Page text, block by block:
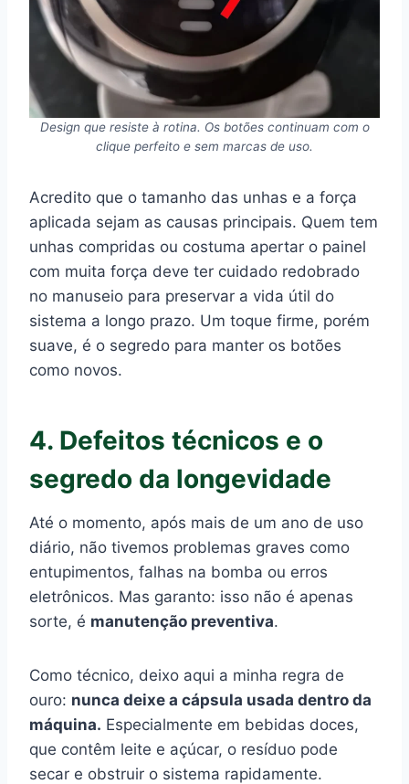
Design que resiste à rotina. Os botões continuam com o
clique perfeito e sem marcas de uso.
Acredito que o tamanho das unhas e a força
aplicada sejam as causas principais. Quem tem
unhas compridas ou costuma apertar o painel
com muita força deve ter cuidado redobrado
no manuseio para preservar a vida útil do
sistema a longo prazo. Um toque firme, porém
suave, é o segredo para manter os botões
como novos.
4. Defeitos técnicos e o
segredo da longevidade
Até o momento, após mais de um ano de uso
diário, não tivemos problemas graves como
entupimentos, falhas na bomba ou erros
eletrônicos. Mas garanto: isso não é apenas
sorte, é manutenção preventiva.
Como técnico, deixo aqui a minha regra de
ouro: nunca deixe a cápsula usada dentro da
máquina. Especialmente em bebidas doces,
que contêm leite e açúcar, o resíduo pode
secar e obstruir o sistema rapidamente.